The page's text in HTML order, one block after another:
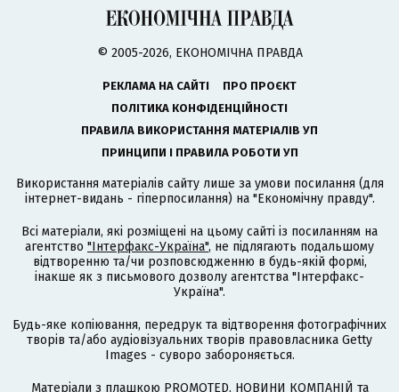
© 2005-2026, ЕКОНОМІЧНА ПРАВДА
РЕКЛАМА НА САЙТІ
ПРО ПРОЄКТ
ПОЛІТИКА КОНФІДЕНЦІЙНОСТІ
ПРАВИЛА ВИКОРИСТАННЯ МАТЕРІАЛІВ УП
ПРИНЦИПИ І ПРАВИЛА РОБОТИ УП
Використання матеріалів сайту лише за умови посилання (для
інтернет-видань - гіперпосилання) на "Економічну правду".
Всі матеріали, які розміщені на цьому сайті із посиланням на
агентство "Інтерфакс-Україна", не підлягають подальшому
відтворенню та/чи розповсюдженню в будь-якій формі,
інакше як з письмового дозволу агентства "Інтерфакс-
Україна".
Будь-яке копіювання, передрук та відтворення фотографічних
творів та/або аудіовізуальних творів правовласника Getty
Images - суворо забороняється.
Матеріали з плашкою PROMOTED, НОВИНИ КОМПАНІЙ та